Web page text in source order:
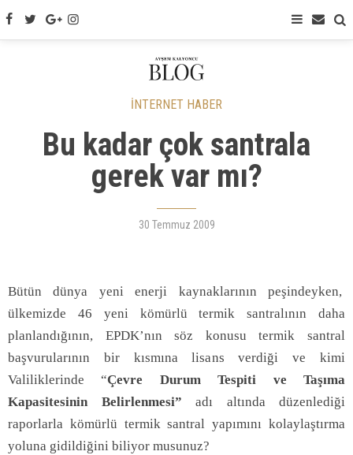
İNTERNET HABER
Bu kadar çok santrala
gerek var mı?
30 Temmuz 2009
Bütün dünya yeni enerji kaynaklarının peşindeyken,
ülkemizde 46 yeni kömürlü termik santralının daha
planlandığının, EPDK’nın söz konusu termik santral
başvurularının bir kısmına lisans verdiği ve kimi
Valiliklerinde “Çevre Durum Tespiti ve Taşıma
Kapasitesinin Belirlenmesi” adı altında düzenlediği
raporlarla kömürlü termik santral yapımını kolaylaştırma
yoluna gidildiğini biliyor musunuz?